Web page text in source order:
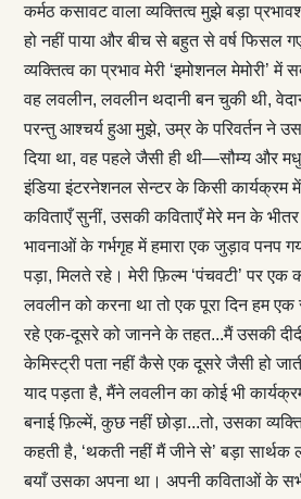
कर्मठ कसावट वाला व्यक्तित्व मुझे बड़ा
हो नहीं पाया और बीच से बहुत से वर्ष फिसल
व्यक्तित्व का प्रभाव मेरी ‘इमोशनल मेमोरी’ में
वह लवलीन, लवलीन थदानी बन चुकी थी,
परन्तु आश्चर्य हुआ मुझे, उम्र के परिवर्तन ने
दिया था, वह पहले जैसी ही थी—सौम्य और
इंडिया इंटरनेशनल सेन्टर के किसी कार्यक्रम
कविताएँ सुनीं, उसकी कविताएँ मेरे मन के
भावनाओं के गर्भगृह में हमारा एक जुड़ाव पनप
पड़ा, मिलते रहे। मेरी फ़िल्म ‘पंचवटी’ पर एक
लवलीन को करना था तो एक पूरा दिन हम
रहे एक-दूसरे को जानने के तहत...मैं उसकी
केमिस्ट्री पता नहीं कैसे एक दूसरे जैसी हो
याद पड़ता है, मैंने लवलीन का कोई भी
बनाई फ़िल्में, कुछ नहीं छोड़ा...तो, उसका
कहती है, ‘थकती नहीं मैं जीने से’ बड़ा सार्थक
बयाँ उसका अपना था। अपनी कविताओं के